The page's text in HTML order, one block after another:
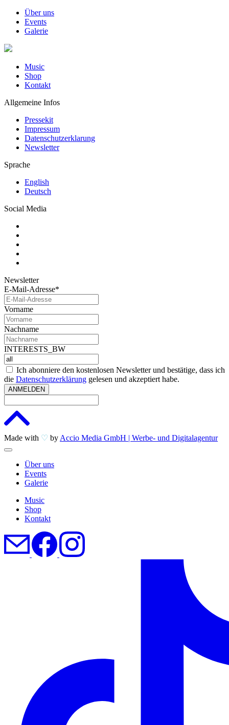
Über uns
Events
Galerie
Music
Shop
Kontakt
Allgemeine Infos
Pressekit
Impressum
Datenschutzerklarung
Newsletter
Sprache
English
Deutsch
Social Media
Newsletter
E-Mail-Adresse*
Vorname
Nachname
INTERESTS_BW
Ich abonniere den kostenlosen Newsletter und bestätige, dass ich
die Datenschutzerklärung gelesen und akzeptiert habe.
ANMELDEN
Made with ♡ by Accio Media GmbH | Werbe- und Digitalagentur
Über uns
Events
Galerie
Music
Shop
Kontakt